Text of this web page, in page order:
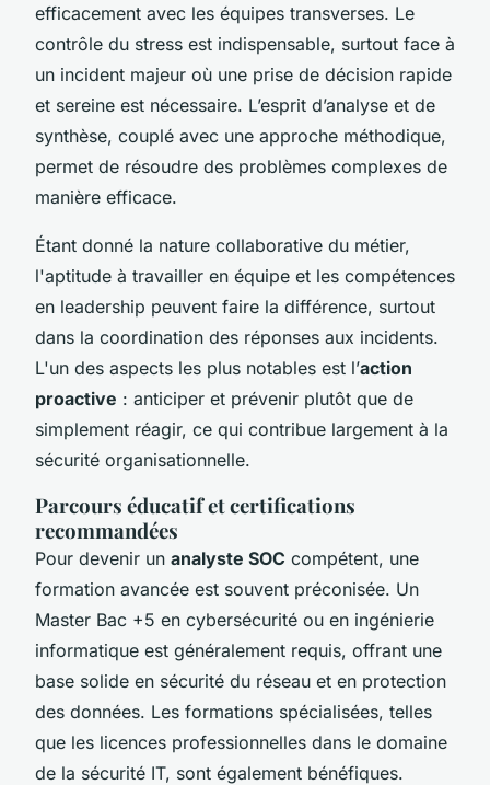
efficacement avec les équipes transverses. Le
contrôle du stress est indispensable, surtout face à
un incident majeur où une prise de décision rapide
et sereine est nécessaire. L’esprit d’analyse et de
synthèse, couplé avec une approche méthodique,
permet de résoudre des problèmes complexes de
manière efficace.
Étant donné la nature collaborative du métier,
l'aptitude à travailler en équipe et les compétences
en leadership peuvent faire la différence, surtout
dans la coordination des réponses aux incidents.
L'un des aspects les plus notables est l’action
proactive : anticiper et prévenir plutôt que de
simplement réagir, ce qui contribue largement à la
sécurité organisationnelle.
Parcours éducatif et certifications
recommandées
Pour devenir un analyste SOC compétent, une
formation avancée est souvent préconisée. Un
Master Bac +5 en cybersécurité ou en ingénierie
informatique est généralement requis, offrant une
base solide en sécurité du réseau et en protection
des données. Les formations spécialisées, telles
que les licences professionnelles dans le domaine
de la sécurité IT, sont également bénéfiques.